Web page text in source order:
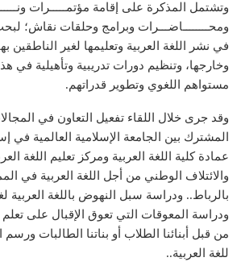
وتشتمل المذكرة على إقامة مؤتمـــــرات
ومحــــــــاضـــرات وبرامج وحلقات نقاش؛
في نشر اللغة العربية وتعليمها لغير الناطقين
وخارجها، وتنظيم دورات تدريبية وتأهيلية في
مستواهم اللغوي وتطوير قدراتهم.
وقد جرى خلال اللقاء تفعيل التعاون في
المشترك بين الجامعة الإسلامية العالمية في
عمادة كلية اللغة العربية ومركز تعليم اللغة
والائتلاف الوطني من أجل اللغة العربية في
بالرباط.. ودراسة سبل النهوض باللغة العربية
ودراسة المعوقات التي تعوق الإقبال على
من قبل أبنائنا الطلاب أو بناتنا الطالبات
للغة العربية..